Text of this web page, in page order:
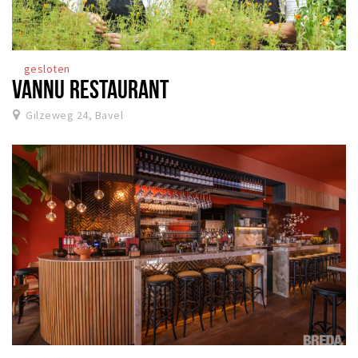
gesloten
VANNU RESTAURANT
Gilzeweg 24, Bavel